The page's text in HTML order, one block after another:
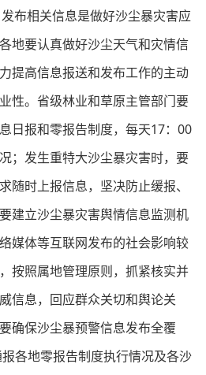
相关信息是做好沙尘暴灾害应
地要认真做好沙尘天气和灾情信
提高信息报送和发布工作的主动
性。省级林业和草原主管部门要
日报和零报告制度，每天17：00
；发生重特大沙尘暴灾害时，要
随时上报信息，坚决防止缓报、
建立沙尘暴灾害舆情信息监测机
媒体等互联网发布的社会影响较
按照属地管理原则，抓紧核实并
信息，回应群众关切和舆论关
确保沙尘暴预警信息发布全覆
各地零报告制度执行情况及各沙